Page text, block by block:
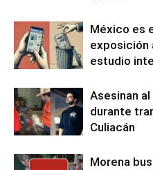
México es
exposición
estudio
Asesinan
durante
Culiacán
Morena